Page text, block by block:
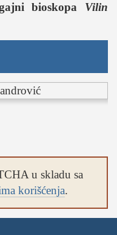
bioskopa Vilin
u skladu sa
korišćenja.